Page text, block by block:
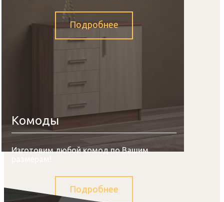
Подробнее
Комоды
Изготовим любой комод по Вашим
Подробнее